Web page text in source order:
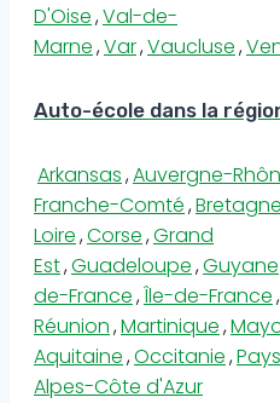
D'Oise,Val-de-
Marne,Var,Vaucluse,
Auto-école dans la
Arkansas,Auvergne-
Franche-Comté,Bretagne
Loire,Corse,Grand
Est,Guadeloupe,Guyane
de-France,Île-de-France,
Réunion,Martinique,
Aquitaine,Occitanie,
Alpes-Côte d'Azur